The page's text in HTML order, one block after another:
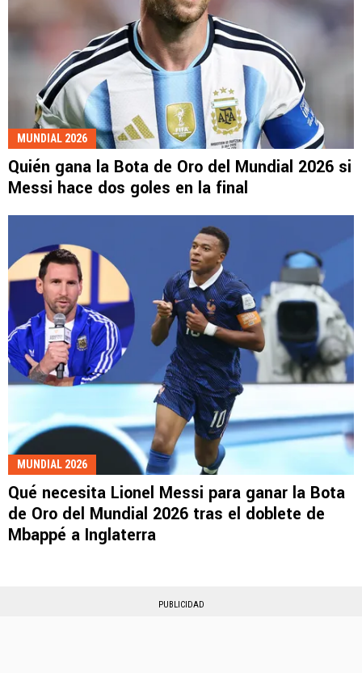
MUNDIAL 2026
Quién gana la Bota de Oro del Mundial 2026 si
Messi hace dos goles en la final
MUNDIAL 2026
Qué necesita Lionel Messi para ganar la Bota
de Oro del Mundial 2026 tras el doblete de
Mbappé a Inglaterra
PUBLICIDAD